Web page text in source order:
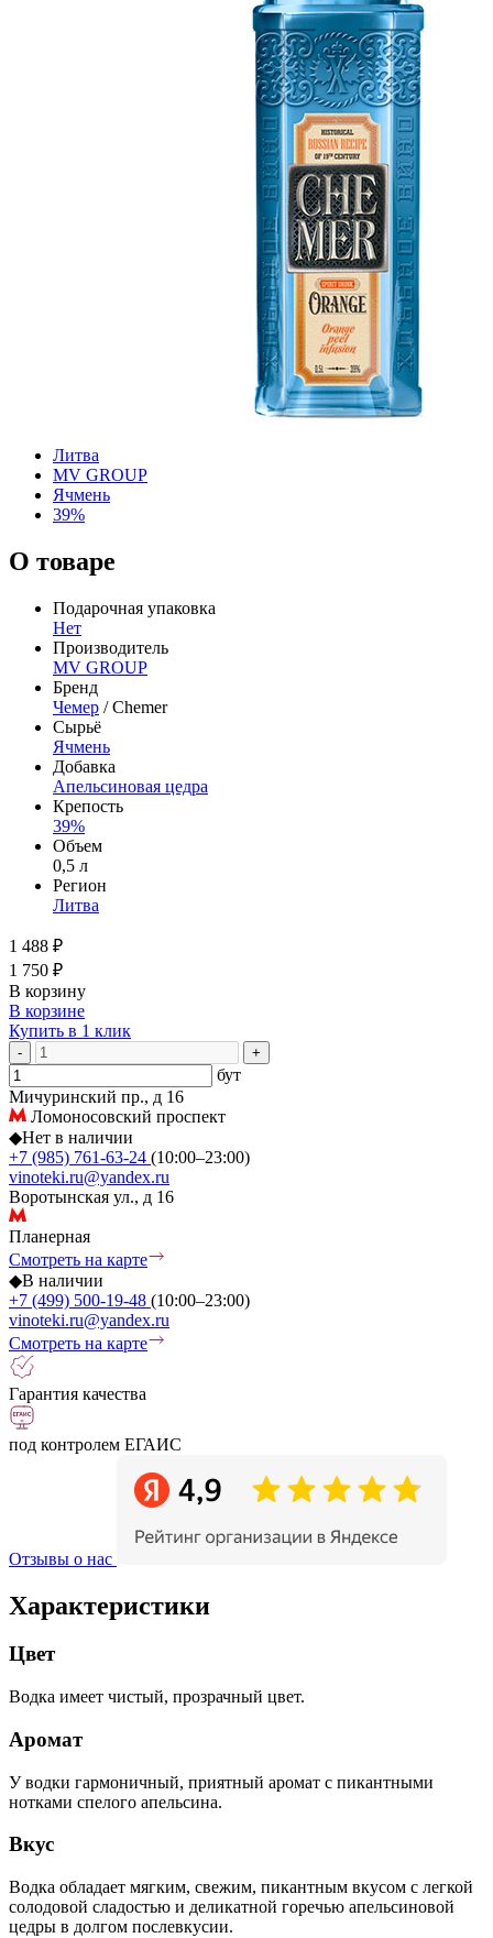
Литва
MV GROUP
Ячмень
39%
О товаре
Подарочная упаковка
Нет
Производитель
MV GROUP
Бренд
Чемер / Chemer
Сырьё
Ячмень
Добавка
Апельсиновая цедра
Крепость
39%
Объем
0,5 л
Регион
Литва
1 488 ₽
1 750 ₽
В корзину
В корзине
Купить в 1 клик
- +
бут
Мичуринский пр., д 16
Ломоносовский проспект
◆Нет в наличии
+7 (985) 761-63-24 (10:00–23:00)
vinoteki.ru@yandex.ru
Воротынская ул., д 16
Планерная
Смотреть на карте
◆В наличии
+7 (499) 500-19-48 (10:00–23:00)
vinoteki.ru@yandex.ru
Смотреть на карте
Гарантия качества
под контролем ЕГАИС
Отзывы о нас
Характеристики
Цвет
Водка имеет чистый, прозрачный цвет.
Аромат
У водки гармоничный, приятный аромат с пикантными
нотками спелого апельсина.
Вкус
Водка обладает мягким, свежим, пикантным вкусом с легкой
солодовой сладостью и деликатной горечью апельсиновой
цедры в долгом послевкусии.